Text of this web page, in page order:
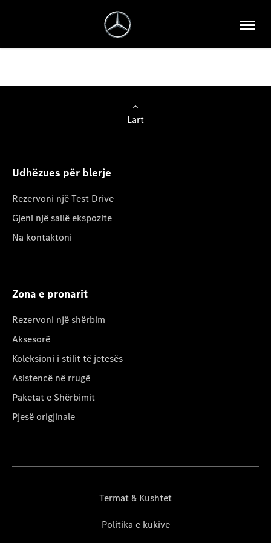
Lart
Udhëzues për blerje
Rezervoni një Test Drive
Gjeni një sallë ekspozite
Na kontaktoni
Zona e pronarit
Rezervoni një shërbim
Aksesorë
Koleksioni i stilit të jetesës
Asistencë në rrugë
Paketat e Shërbimit
Pjesë origjinale
Termat & Kushtet
Politika e kukive